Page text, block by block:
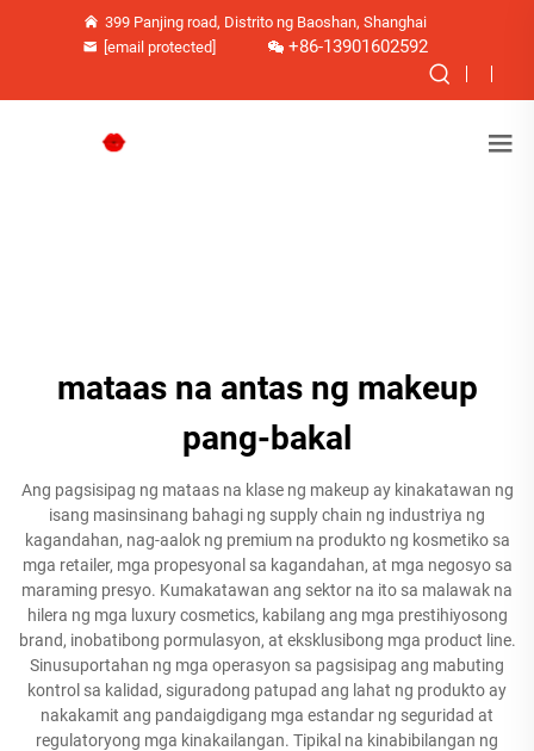
399 Panjing road, Distrito ng Baoshan, Shanghai
[email protected]
+86-13901602592
mataas na antas ng makeup
pang-bakal
Ang pagsisipag ng mataas na klase ng makeup ay kinakatawan ng
isang masinsinang bahagi ng supply chain ng industriya ng
kagandahan, nag-aalok ng premium na produkto ng kosmetiko sa
mga retailer, mga propesyonal sa kagandahan, at mga negosyo sa
maraming presyo. Kumakatawan ang sektor na ito sa malawak na
hilera ng mga luxury cosmetics, kabilang ang mga prestihiyosong
brand, inobatibong pormulasyon, at eksklusibong mga product line.
Sinusuportahan ng mga operasyon sa pagsisipag ang mabuting
kontrol sa kalidad, siguradong patupad ang lahat ng produkto ay
nakakamit ang pandaigdigang mga estandar ng seguridad at
regulatoryong mga kinakailangan. Tipikal na kinabibilangan ng